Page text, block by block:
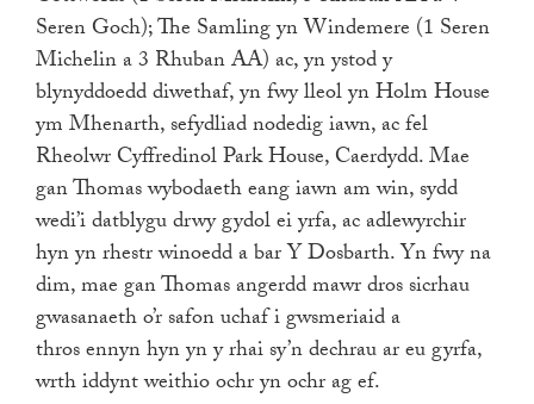
Seren Goch); The Samling yn Windemere (1 Seren
Michelin a 3 Rhuban AA) ac, yn ystod y
blynyddoedd diwethaf, yn fwy lleol yn Holm House
ym Mhenarth, sefydliad nodedig iawn, ac fel
Rheolwr Cyffredinol Park House, Caerdydd. Mae
gan Thomas wybodaeth eang iawn am win, sydd
wedi’i datblygu drwy gydol ei yrfa, ac adlewyrchir
hyn yn rhestr winoedd a bar Y Dosbarth. Yn fwy na
dim, mae gan Thomas angerdd mawr dros sicrhau
gwasanaeth o’r safon uchaf i gwsmeriaid a
thros ennyn hyn yn y rhai sy’n dechrau ar eu gyrfa,
wrth iddynt weithio ochr yn ochr ag ef.